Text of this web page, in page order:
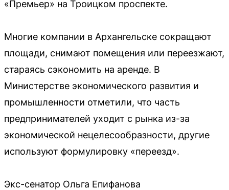
«Премьер» на Троицком проспекте.
Многие компании в Архангельске сокращают
площади, снимают помещения или переезжают,
стараясь сэкономить на аренде. В
Министерстве экономического развития и
промышленности отметили, что часть
предпринимателей уходит с рынка из-за
экономической нецелесообразности, другие
используют формулировку «переезд».
Экс-сенатор Ольга Епифанова